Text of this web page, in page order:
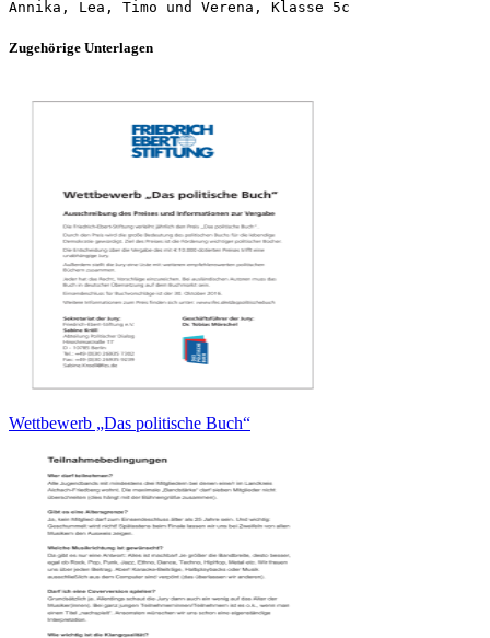
Zugehörige Unterlagen
Wettbewerb „Das politische Buch“